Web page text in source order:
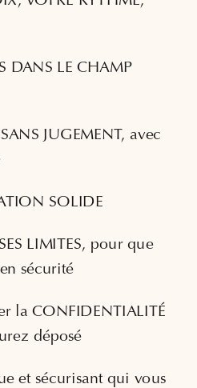
DANS LE CHAMP
JUGEMENT, avec
SOLIDE
LIMITES, pour que
sécurité
la CONFIDENTIALITÉ
déposé
et sécurisant qui vous